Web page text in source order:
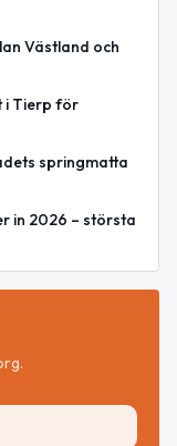
Västland och
i Tierp för
springmatta
in 2026 – största